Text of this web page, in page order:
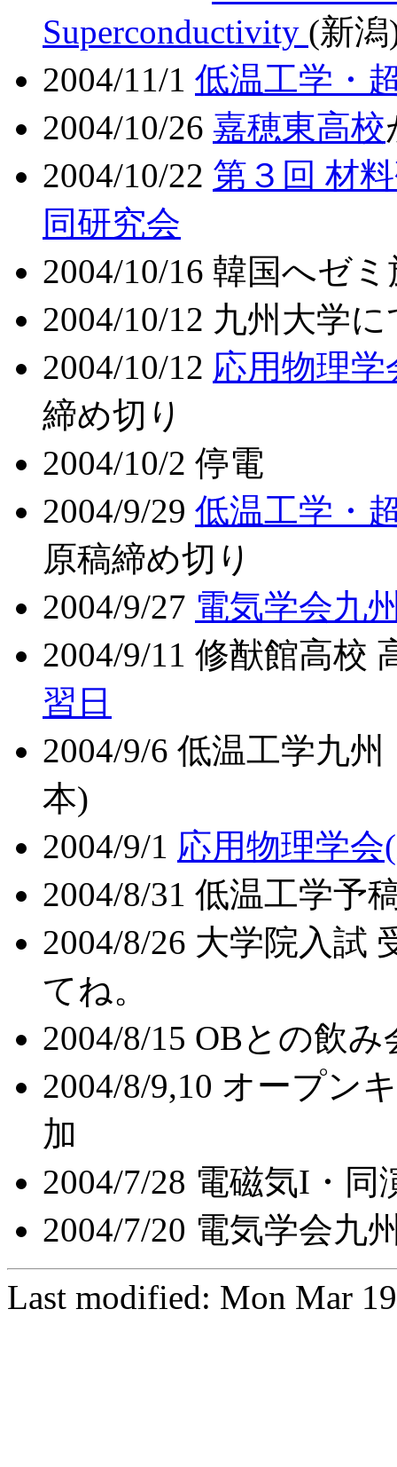
Superconductivity (新潟
2004/11/1 低温工学・
2004/10/26 嘉穂東高校
2004/10/22 第３回 材
同研究会
2004/10/16 韓国へゼ
2004/10/12 九州大学
2004/10/12 応用物理
締め切り
2004/10/2 停電
2004/9/29 低温工学・
原稿締め切り
2004/9/27 電気学会九
2004/9/11 修猷館高校
習日
2004/9/6 低温工学九
本)
2004/9/1 応用物理学
2004/8/31 低温工学予
2004/8/26 大学院入試
てね。
2004/8/15 OBとの飲み
2004/8/9,10 オープン
加
2004/7/28 電磁気I・同
2004/7/20 電気学会九
Last modified: Mon Mar